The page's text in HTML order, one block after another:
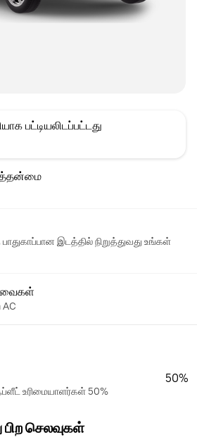
பட்டியலிடப்பட்டது
இடத்தில் நிறுத்துவது உங்கள்
AC
உரிமையாளர்கள் 50%
50%
பிற செலவுகள்